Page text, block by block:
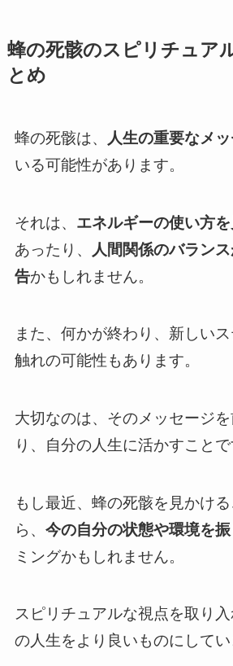
蜂の死骸のスピリチュア
とめ
蜂の死骸は、 人生の重要なメ
いる可能性があります。
それは、 エネルギーの使い方
あったり、
人間関係のバラン
告かもしれません。
また、何かが終わり、新しい
触れの可能性もあります。
大切なのは、そのメッセージ
り、自分の人生に活かすことで
もし最近、蜂の死骸を見かけ
ら、 今の自分の状態や環境を
ミングかもしれません。
スピリチュアルな視点を取り
の人生をより良いものにしてい